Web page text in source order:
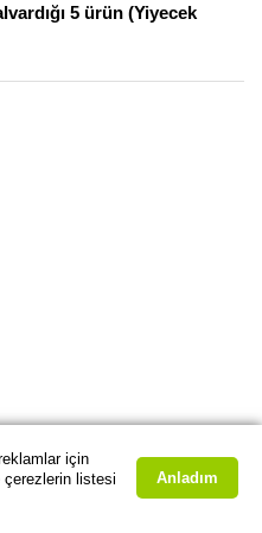
5 ürün (Yiyecek
için
çerezlerin listesi
Anladım